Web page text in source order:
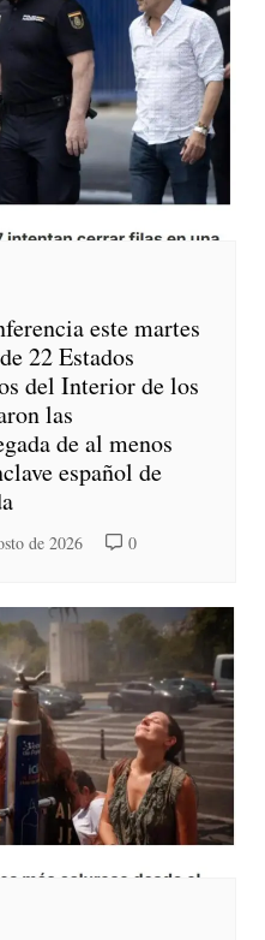
este martes
22 Estados
del Interior de los
las
de al menos
español de
de 2026 0